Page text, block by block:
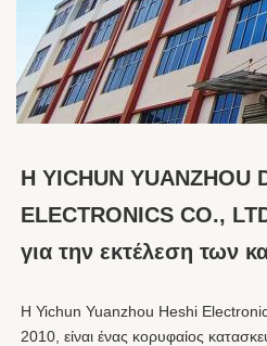
Η YICHUN YUANZHOU
ELECTRONICS CO.,
για την εκτέλεση των
Η Yichun Yuanzhou Heshi
2010, είναι ένας κορυφαίος